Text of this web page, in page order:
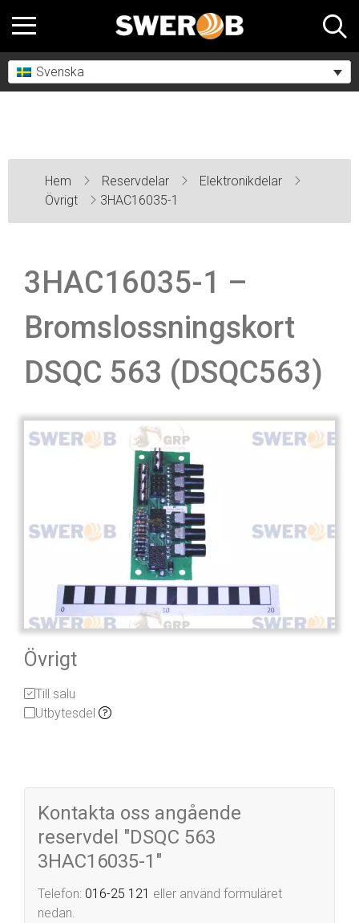
Svenska
Hem Reservdelar
Elektronikdelar
Övrigt
3HAC16035-1
3HAC16035-1 –
Bromslossningskort
DSQC 563 (DSQC563)
Övrigt
Till salu
Utbytesdel
Kontakta oss angående
reservdel "DSQC 563
3HAC16035-1"
Telefon: 016-25 121 eller använd formuläret
nedan.